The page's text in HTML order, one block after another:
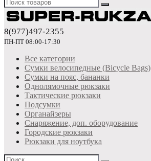
8(977)497-2355
ПН-ПТ 08:00-17:30
Все категории
Сумки велосипедные (Bicycle Bags)
Сумки на пояс, бананки
Однолямочные рюкзаки
Тактические рюкзаки
Подсумки
Органайзеры
Снаряжение, доп. оборудование
Городские рюкзаки
Рюкзаки для ноутбука